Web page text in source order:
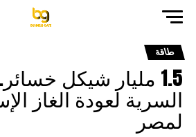
طاقة
1.5 مليار شيكل
السرية لعودة الغاز
لمصر